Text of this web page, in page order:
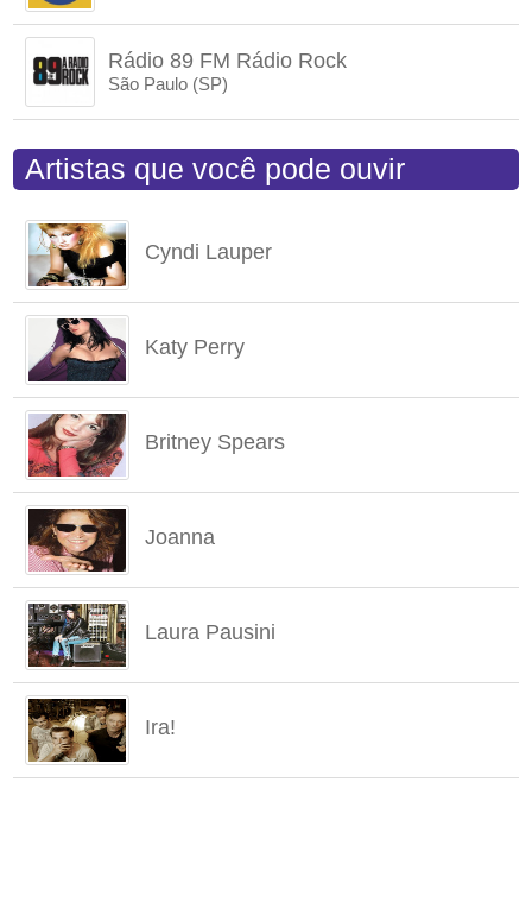
Rádio 89 FM Rádio Rock
São Paulo (SP)
Artistas que você pode ouvir
Cyndi Lauper
Katy Perry
Britney Spears
Joanna
Laura Pausini
Ira!